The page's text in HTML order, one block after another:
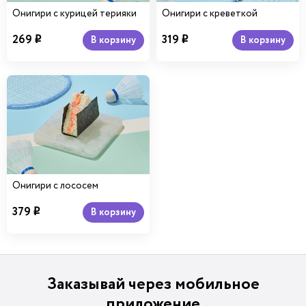
Онигири с курицей терияки
269 i В корзину
Онигири с креветкой
319 i В корзину
Онигири с лососем
379 i В корзину
Заказывай через мобильное